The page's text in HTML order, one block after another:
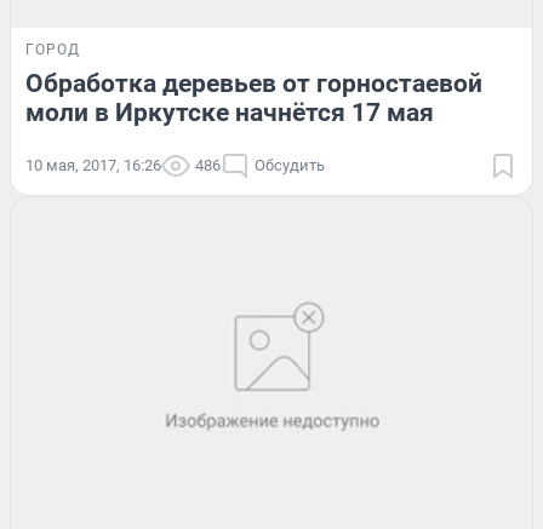
ГОРОД
Обработка деревьев от горностаевой
моли в Иркутске начнётся 17 мая
10 мая, 2017, 16:26 486 Обсудить